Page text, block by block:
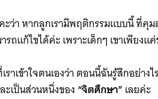
า หากลูกเรามีพฤติกรรมแบบนี้ ที่คุ
ถแก้ไขได้ค่ะ เพราะเด็กๆ เขาเพียงแค่
าเข้าใจตนเองว่า ตอนนี้ฉันรู้สึกอย่า
เป็นส่วนหนึ่งของ “จิตศึกษา” เลยค่ะ